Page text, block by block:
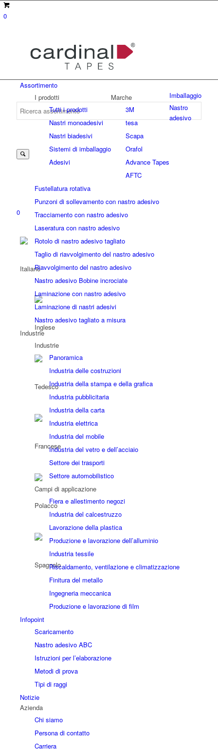
0
0
Assortimento
I prodotti
Tutti i prodotti
Nastri monoadesivi
Nastri biadesivi
Sistemi di imballaggio
Adesivi
Marche
3M
tesa
Scapa
Orafol
Advance Tapes
AFTC
Imballaggio
Nastro
adesivo
Fustellatura rotativa
Punzoni di sollevamento con nastro adesivo
Tracciamento con nastro adesivo
Laseratura con nastro adesivo
Rotolo di nastro adesivo tagliato
Taglio di riavvolgimento del nastro adesivo
Riavvolgimento del nastro adesivo
Nastro adesivo Bobine incrociate
Laminazione con nastro adesivo
Laminazione di nastri adesivi
Nastro adesivo tagliato a misura
Industrie
Industrie
Panoramica
Industria delle costruzioni
Industria della stampa e della grafica
Industria pubblicitaria
Industria della carta
Industria elettrica
Industria del mobile
Industria del vetro e dell’acciaio
Settore dei trasporti
Settore automobilistico
Campi di applicazione
Fiera e allestimento negozi
Industria del calcestruzzo
Lavorazione della plastica
Produzione e lavorazione dell’alluminio
Industria tessile
Riscaldamento, ventilazione e climatizzazione
Finitura del metallo
Ingegneria meccanica
Produzione e lavorazione di film
Infopoint
Scaricamento
Nastro adesivo ABC
Istruzioni per l’elaborazione
Metodi di prova
Tipi di raggi
Notizie
Azienda
Chi siamo
Persona di contatto
Carriera